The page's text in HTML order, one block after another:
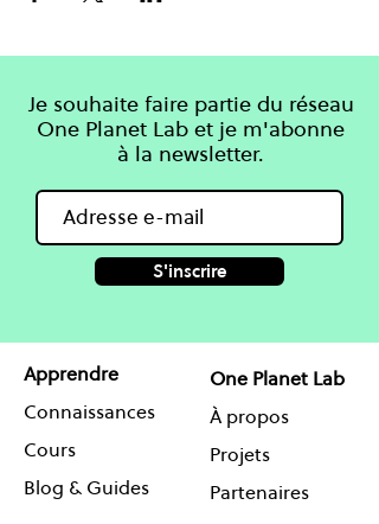
Je souhaite faire partie du réseau
One Planet Lab et je m'abonne
à la newsletter.
S'inscrire
Apprendre
Connaissances
Cours
Blog & Guides
One Planet Lab
À propos
Projets
Partenaires